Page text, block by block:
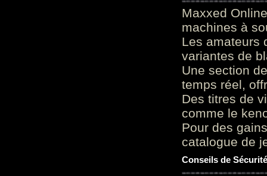
Maxxed
machines à
Les amateurs
variantes de
Une section
temps réel,
Des titres de
comme le
Pour des
catalogue de
Conseils de